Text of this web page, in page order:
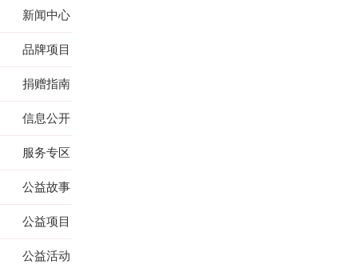
新闻中心
品牌项目
捐赠指南
信息公开
服务专区
公益故事
公益项目
公益活动